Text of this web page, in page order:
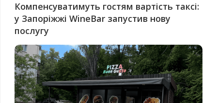
Компенсуватимуть гостям вартість таксі:
у Запоріжжі WineBar запустив нову
послугу